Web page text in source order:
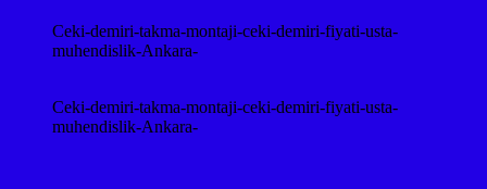
Ceki-demiri-takma-montaji-ceki-demiri-fiyati-usta-
muhendislik-Ankara-
Ceki-demiri-takma-montaji-ceki-demiri-fiyati-usta-
muhendislik-Ankara-